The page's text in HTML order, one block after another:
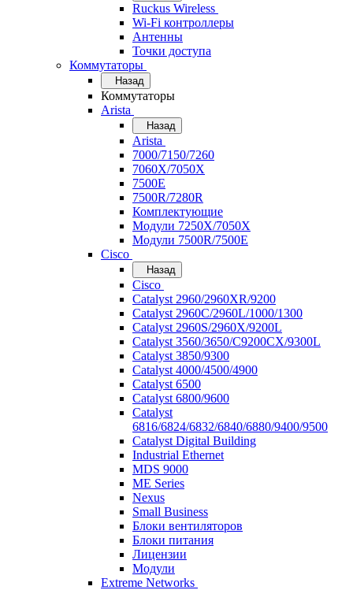
Ruckus Wireless
Wi-Fi контроллеры
Антенны
Точки доступа
Коммутаторы
Назад
Коммутаторы
Arista
Назад
Arista
7000/7150/7260
7060X/7050X
7500E
7500R/7280R
Комплектующие
Модули 7250X/7050X
Модули 7500R/7500E
Cisco
Назад
Cisco
Catalyst 2960/2960XR/9200
Catalyst 2960C/2960L/1000/1300
Catalyst 2960S/2960X/9200L
Catalyst 3560/3650/C9200CX/9300L
Catalyst 3850/9300
Catalyst 4000/4500/4900
Catalyst 6500
Catalyst 6800/9600
Catalyst
6816/6824/6832/6840/6880/9400/9500
Catalyst Digital Building
Industrial Ethernet
MDS 9000
ME Series
Nexus
Small Business
Блоки вентиляторов
Блоки питания
Лицензии
Модули
Extreme Networks